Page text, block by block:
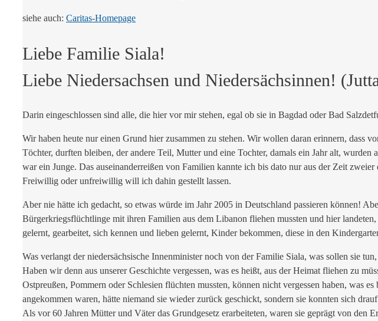
siehe auch: Caritas-Homepage
Liebe Familie Siala!
Liebe Niedersachsen und Niedersächsinnen!
Darin eingeschlossen sind alle, die hier vor mir stehen, egal ob sie in Bagdad oder Bad
Wir haben heute nur einen Grund hier zusammen zu stehen. Wir wollen daran erinnern, dass
Töchter, durften bleiben, der andere Teil, Mutter und eine Tochter, damals ein Jahr alt,
war ein Junge. Das auseinanderreißen von Familien kannte ich bis dato nur aus der Zeit
Freiwillig oder unfreiwillig will ich dahin gestellt lassen.
Aber nie hätte ich gedacht, so etwas würde im Jahr 2005 in Deutschland passieren können!
Bürgerkriegsflüchtlinge mit ihren Familien aus dem Libanon fliehen mussten und hier
gelernt, gearbeitet, sich kennen und lieben gelernt, Kinder bekommen, diese in den
Was verlangt der niedersächsische Innenminister noch von der Familie Siala, was sollen sie
Haben wir denn aus unserer Geschichte vergessen, was es heißt, aus der Heimat fliehen zu
Ostpreußen, Pommern oder Schlesien flüchten mussten, können nicht vergessen haben, was
angekommen waren, hätte niemand sie wieder zurück geschickt, sondern sie konnten sich
Als vor 60 Jahren Mütter und Väter das Grundgesetz erarbeiteten, waren sie geprägt von